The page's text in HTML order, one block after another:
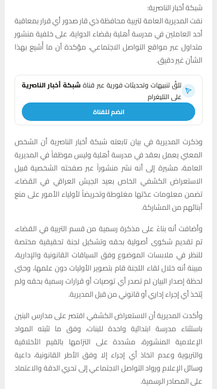
شبكة أخبار الناصرية:
نفت المديرية العامة لتربية محافظة ذي قار صدور أي قرار بمعاقبة
أحد العاملين في مدرسة أهلية بقضاء الدواية، على خلفية منشور
متداول عبر مواقع التواصل الاجتماعي، مؤكدة أن ما أُشيع بهذا
الشأن غير دقيق.
تلقَّ تنبيهات وتحديثات فورية عبر قناةشبكة أخبار الناصرية
على التليغرام
انضم للقناة
وذكرت المديرية في بيان تابعته شبكة أخبار الناصرية أن الشخص
المعني يعمل بعقد في مدرسة أهلية وليس موظفاً في المديرية
العامة، مشيرة إلى أنه نشر منشوراً عبر صفحته الشخصية قبيل
الاستعراض الكشفي الخاص بعيد الجيش العراقي في القضاء،
تضمن معلومات عدّتها مغلوطة وتحريضاً لأولياء الأمور على منع
أبنائهم من المشاركة.
وأضافت أنه بناءً على مذكرة رسمية من قسم التربية في القضاء،
تم تقديم شكوى أصولية بحقه وتشكيل لجنة تحقيقية مختصة
للنظر في ملابسات الموضوع وفق السياقات القانونية والإدارية،
مبينة أنه خلال لقاء اللجنة قام بتصوير الأوليات دون علمها، وحتى
لحظة إصدار البيان لم تصدر أي توصيات أو قرارات رسمية بحقه ولم
يُتخذ أي إجراء إداري أو قانوني من قبل المديرية.
وأكدت المديرية أن الاستعراض الكشفي اقتصر على مدارس البنين
باستثناء مدرسة ابتدائية واحدة للبنات، وفق ما تثبته المواد
الإعلامية المنشورة، مشددة على التزامها بالقيم الأخلاقية
والتربوية وعدم اتخاذ أي إجراء إلا وفق الأطر القانونية، داعية
وسائل الإعلام ورواد التواصل الاجتماعي إلى تحري الدقة والاعتماد
على المصادر الرسمية.